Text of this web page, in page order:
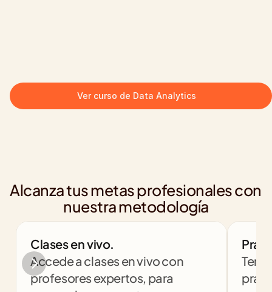
Alcanza tus metas profesionales con
nuestra metodología
Clases en vivo.
Accede a clases en vivo con
profesores expertos, para
Ver curso de Data Analytics